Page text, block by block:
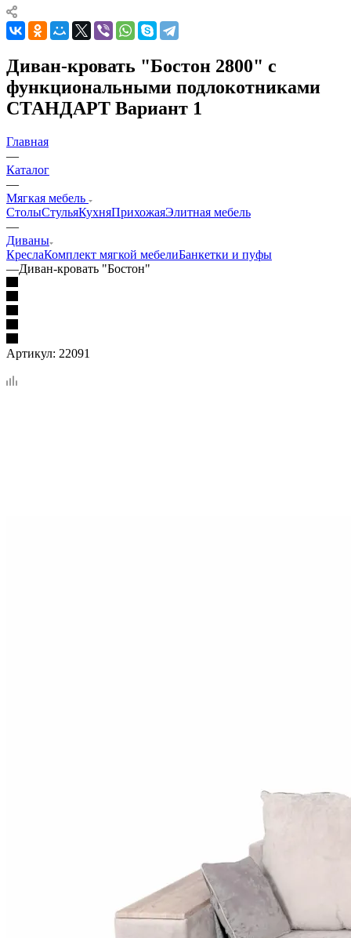
Диван-кровать "Бостон 2800" с
функциональными подлокотниками
СТАНДАРТ Вариант 1
Главная
—
Каталог
—
Мягкая мебель
СтолыСтульяКухняПрихожаяЭлитная мебель
—
Диваны
КреслаКомплект мягкой мебелиБанкетки и пуфы
—Диван-кровать "Бостон"
Артикул: 22091